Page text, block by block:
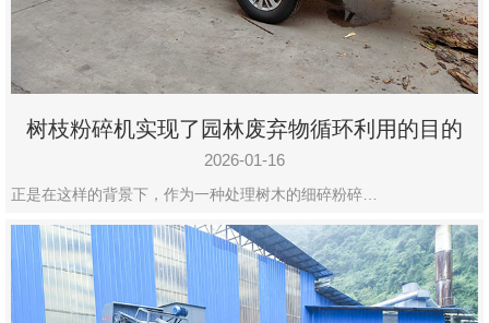
树枝粉碎机实现了园林废弃物循环利用的目的
2026-01-16
正是在这样的背景下，作为一种处理树木的细碎粉碎…